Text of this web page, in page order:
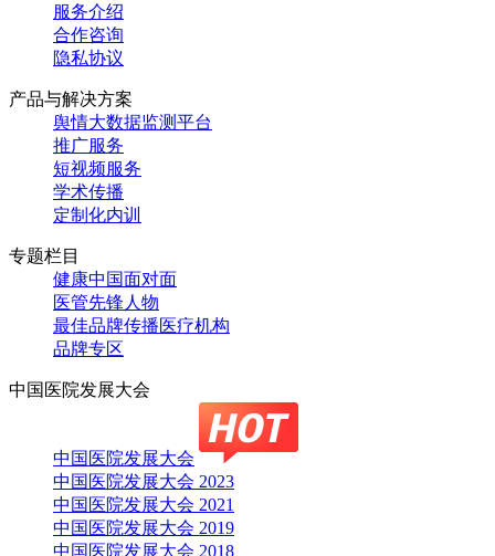
服务介绍
合作咨询
隐私协议
产品与解决方案
舆情大数据监测平台
推广服务
短视频服务
学术传播
定制化内训
专题栏目
健康中国面对面
医管先锋人物
最佳品牌传播医疗机构
品牌专区
中国医院发展大会
中国医院发展大会
中国医院发展大会 2023
中国医院发展大会 2021
中国医院发展大会 2019
中国医院发展大会 2018